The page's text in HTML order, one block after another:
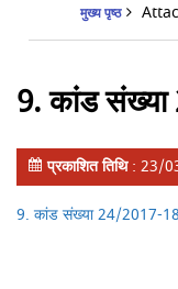
मुख्य पृष्ठ
9. कांड
प्रकाशित तिथि: 23/
9. कांड संख्या 24/2017-18